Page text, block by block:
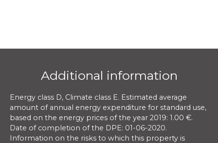
Additional information
Energy class D, Climate class E. Estimated average
amount of annual energy expenditure for standard use,
based on the energy prices of the year 2019: 1.00 €.
Date of completion of the DPE: 01-06-2020.
Information on the risks to which this property is